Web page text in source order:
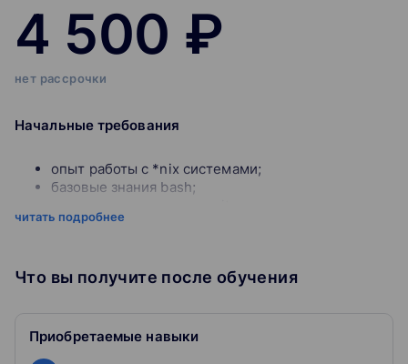
4 500 ₽
нет рассрочки
Начальные требования
опыт работы с *nix системами;
базовые знания bash;
знания английского, достаточные для чтения
Цель курсасостоит в знакомстве с подходом Docs as
Code при написании текстов.
Курс построен на базе кейса
читать подробнее
Что вы получите после обучения
Приобретаемые навыки